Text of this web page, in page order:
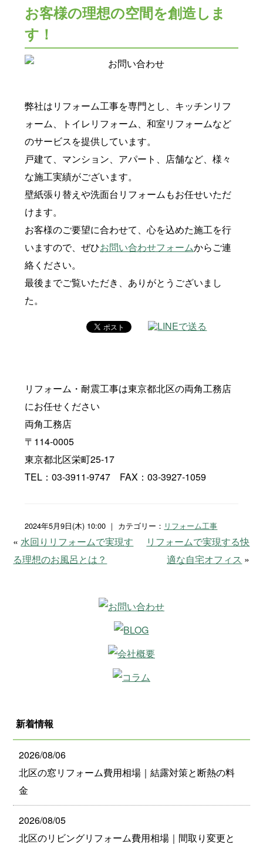
お客様の理想の空間を創造しま
す！
弊社はリフォーム工事を専門とし、キッチンリフ
ォーム、トイレリフォーム、和室リフォームなど
のサービスを提供しています。
戸建て、マンション、アパート、店舗など、様々
な施工実績がございます。
壁紙張り替えや洗面台リフォームもお任せいただ
けます。
お客様のご要望に合わせて、心を込めた施工を行
いますので、ぜひお問い合わせフォームからご連
絡ください。
最後までご覧いただき、ありがとうございまし
た。
リフォーム・耐震工事は東京都北区の両角工務店
にお任せください
両角工務店
〒114-0005
東京都北区栄町25-17
TEL：03-3911-9747 FAX：03-3927-1059
2024年5月9日(木) 10:00 ｜ カテゴリー： リフォーム工事
«水回りリフォームで実現す
る理想のお風呂とは？
リフォームで実現する快
適な自宅オフィス »
新着情報
2026/08/06
北区の窓リフォーム費用相場｜結露対策と断熱の料
金
2026/08/05
北区のリビングリフォーム費用相場｜間取り変更と